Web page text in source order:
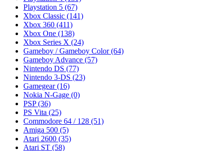
Playstation 5 (67)
Xbox Classic (141)
Xbox 360 (411)
Xbox One (138)
Xbox Series X (24)
Gameboy / Gameboy Color(64)
Gameboy Advance (57)
Nintendo DS (77)
Nintendo 3-DS (23)
Gamegear(16)
Nokia N-Gage (0)
PSP(36)
PS Vita (25)
Commodore 64 / 128 (51)
Amiga 500 (5)
Atari 2600 (35)
Atari ST (58)